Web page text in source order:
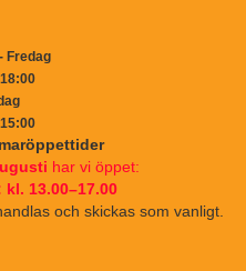
Fredag
har vi öppet:
13.00–17.00
och skickas som vanligt.